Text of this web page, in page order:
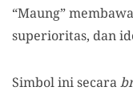
“Maung”
superioritas, dan
Simbol ini secara